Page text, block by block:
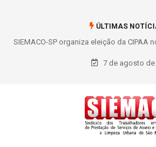
ÚLTIMAS
SIEMACO-SP organiza eleição da CIPAA
Lapa e fortalece participação
7 de agosto de